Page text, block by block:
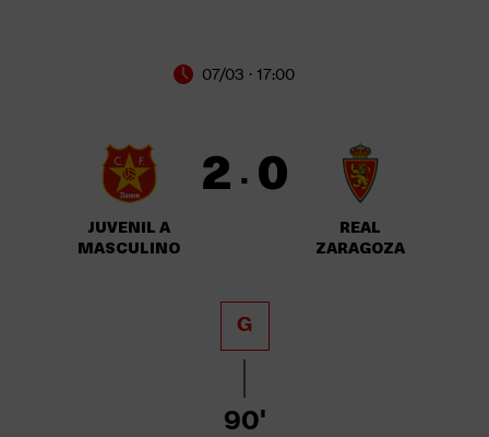
07/03 · 17:00
JUVENIL A
MASCULINO
2 · 0
REAL
ZARAGOZA
G
90'